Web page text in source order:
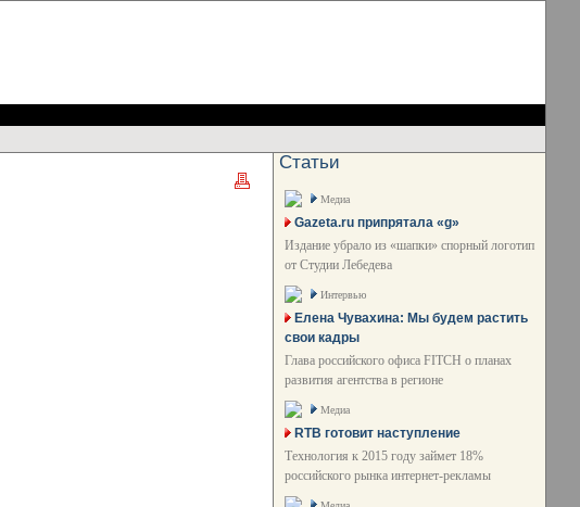
Статьи
Медиа
Gazeta.ru припрятала «g»
Издание убрало из «шапки» спорный логотип
от Студии Лебедева
Интервью
Елена Чувахина: Мы будем растить
свои кадры
Глава российского офиса FITCH о планах
развития агентства в регионе
Медиа
RTB готовит наступление
Технология к 2015 году займет 18%
российского рынка интернет-рекламы